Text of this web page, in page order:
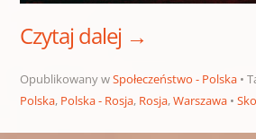
Czytaj dalej →
Opublikowany wSpołeczeństwo - Polska
Polska, Polska - Rosja, Rosja,Warszawa